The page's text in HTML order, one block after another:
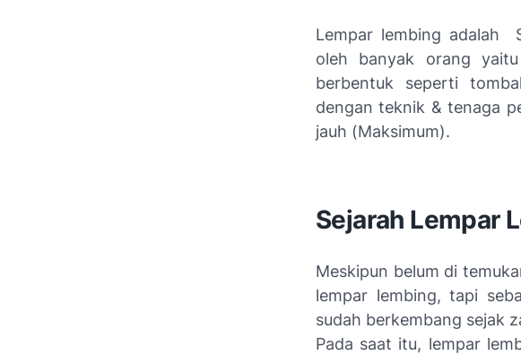
Lempar lembing adalah
oleh banyak orang
berbentuk seperti
dengan teknik & tenaga
jauh (Maksimum).
Sejarah Lempar
Meskipun belum di
lempar lembing, tapi
sudah berkembang sejak
Pada saat itu, lempar